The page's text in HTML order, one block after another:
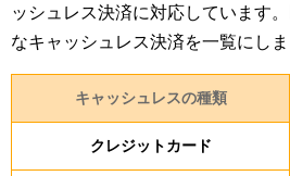
ッシュレス決済に対応しています
なキャッシュレス決済を一覧にしま
キャッシュレスの種類
クレジットカード